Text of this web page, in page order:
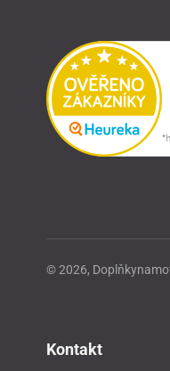
© 2026,
Kontakt